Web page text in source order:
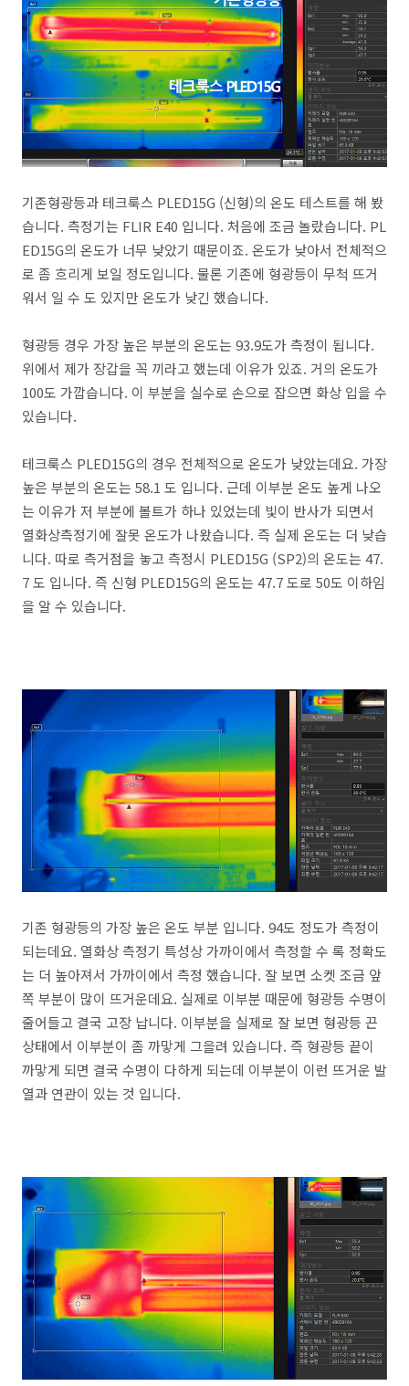
기존형광등과 테크룩스 PLED15G (신형)의 온도 테스트를 해 봤
습니다. 측정기는 FLIR E40 입니다. 처음에 조금 놀랐습니다. PL
ED15G의 온도가 너무 낮았기 때문이죠. 온도가 낮아서 전체적으
로 좀 흐리게 보일 정도입니다. 물론 기존에 형광등이 무척 뜨거
워서 일 수 도 있지만 온도가 낮긴 했습니다.
형광등 경우 가장 높은 부분의 온도는 93.9도가 측정이 됩니다.
위에서 제가 장갑을 꼭 끼라고 했는데 이유가 있죠. 거의 온도가
100도 가깝습니다. 이 부분을 실수로 손으로 잡으면 화상 입을 수
있습니다.
테크룩스 PLED15G의 경우 전체적으로 온도가 낮았는데요. 가장
높은 부분의 온도는 58.1 도 입니다. 근데 이부분 온도 높게 나오
는 이유가 저 부분에 볼트가 하나 있었는데 빛이 반사가 되면서
열화상측정기에 잘못 온도가 나왔습니다. 즉 실제 온도는 더 낮습
니다. 따로 측거점을 놓고 측정시 PLED15G (SP2)의 온도는 47.
7 도 입니다. 즉 신형 PLED15G의 온도는 47.7 도로 50도 이하임
을 알 수 있습니다.
기존 형광등의 가장 높은 온도 부분 입니다. 94도 정도가 측정이
되는데요. 열화상 측정기 특성상 가까이에서 측정할 수 록 정확도
는 더 높아져서 가까이에서 측정 했습니다. 잘 보면 소켓 조금 앞
쪽 부분이 많이 뜨거운데요. 실제로 이부분 때문에 형광등 수명이
줄어들고 결국 고장 납니다. 이부분을 실제로 잘 보면 형광등 끈
상태에서 이부분이 좀 까맣게 그을려 있습니다. 즉 형광등 끝이
까맣게 되면 결국 수명이 다하게 되는데 이부분이 이런 뜨거운 발
열과 연관이 있는 것 입니다.